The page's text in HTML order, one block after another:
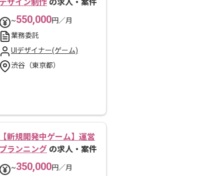
ザイン制作 の求人・案件
~550,000円／月
業務委託
UIデザイナー(ゲーム)
渋谷（東京都）
新規開発中ゲーム】運営
ランニング の求人・案件
~350,000円／月